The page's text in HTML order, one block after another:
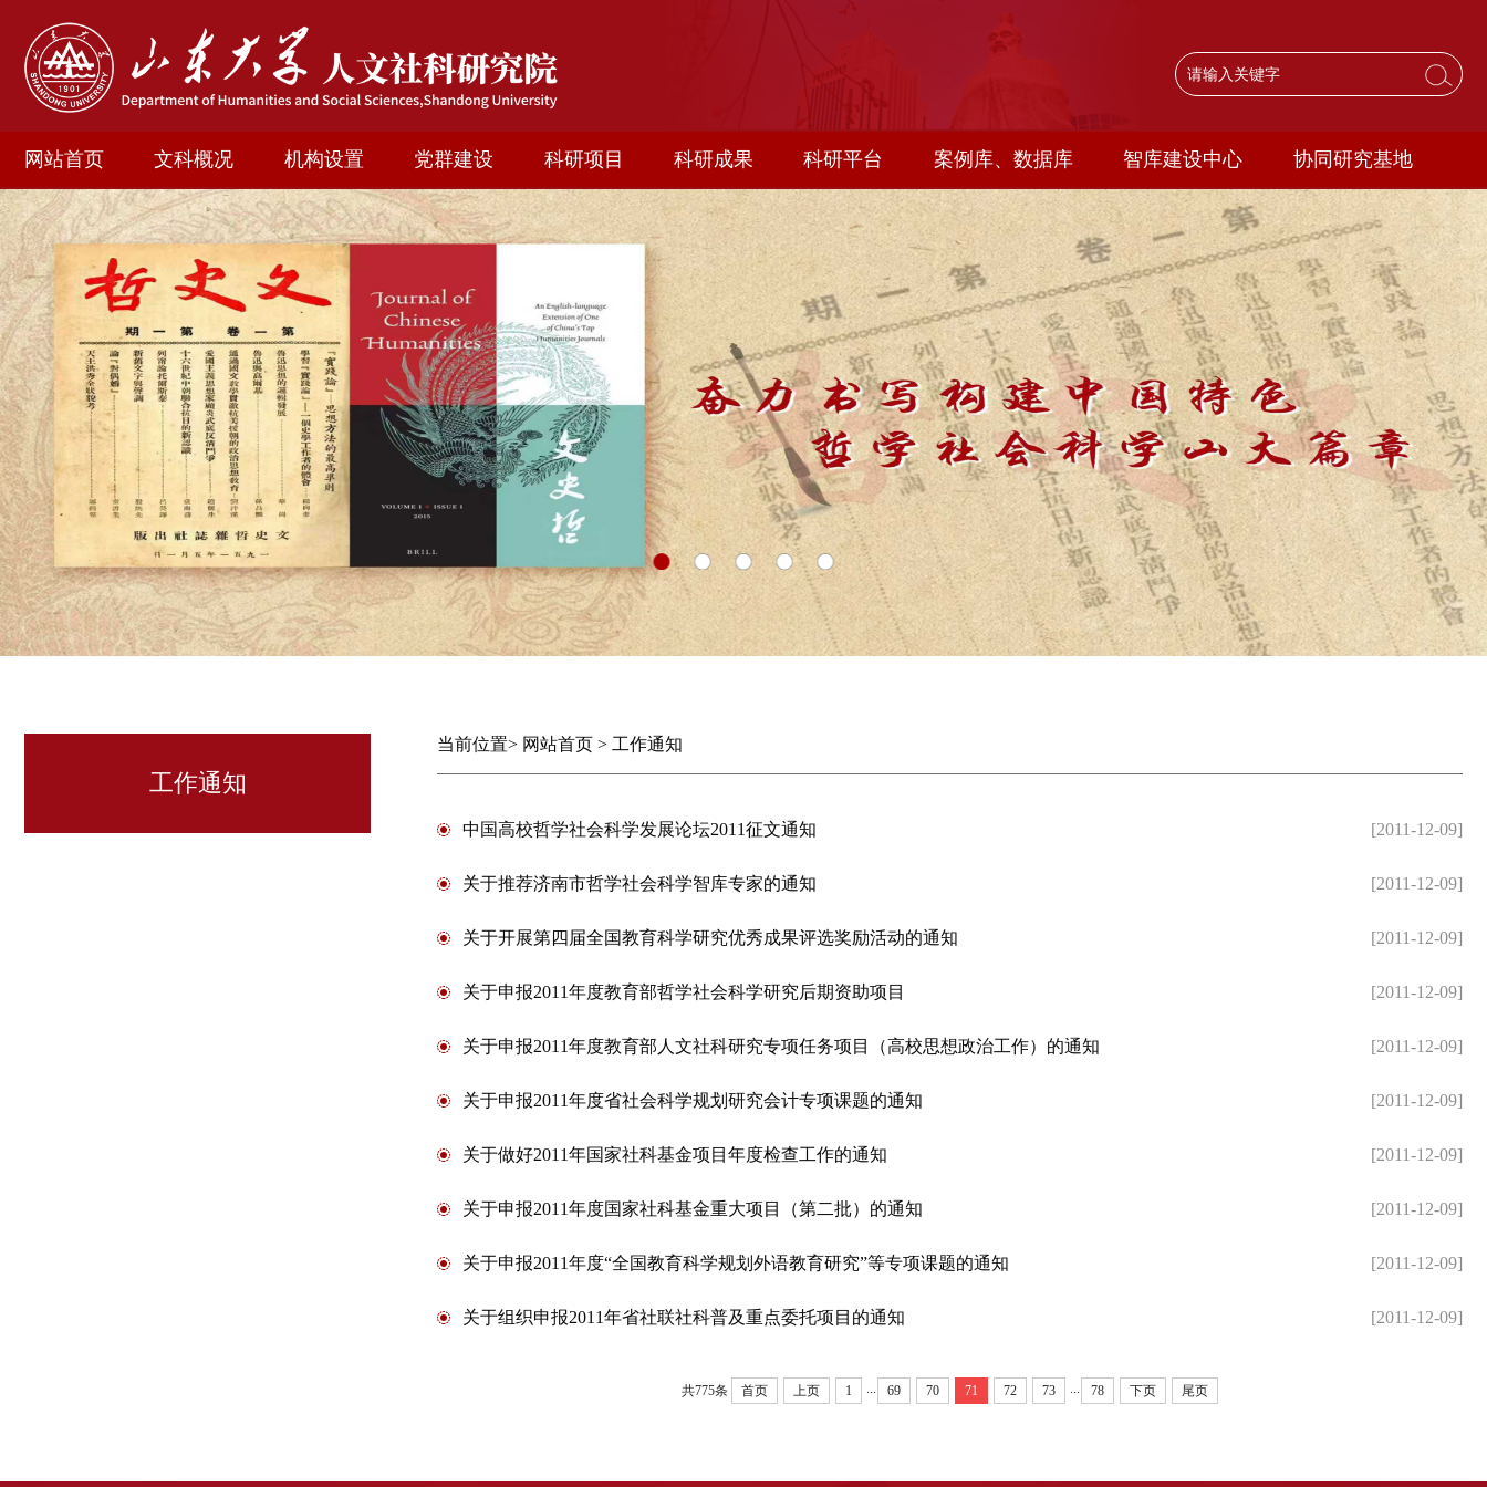
网站首页 文科概况 机构设置 党群建设 科研项目 科研成果 科研平台 案例库、数据库 智库建设中心 协同研究基地
工作通知
当前位置> 网站首页 > 工作通知
中国高校哲学社会科学发展论坛2011征文通知 [2011-12-09]
关于推荐济南市哲学社会科学智库专家的通知 [2011-12-09]
关于开展第四届全国教育科学研究优秀成果评选奖励活动的通知 [2011-12-09]
关于申报2011年度教育部哲学社会科学研究后期资助项目 [2011-12-09]
关于申报2011年度教育部人文社科研究专项任务项目（高校思想政治工作）的通知 [2011-12-09]
关于申报2011年度省社会科学规划研究会计专项课题的通知 [2011-12-09]
关于做好2011年国家社科基金项目年度检查工作的通知 [2011-12-09]
关于申报2011年度国家社科基金重大项目（第二批）的通知 [2011-12-09]
关于申报2011年度“全国教育科学规划外语教育研究”等专项课题的通知 [2011-12-09]
关于组织申报2011年省社联社科普及重点委托项目的通知 [2011-12-09]
共775条 首页 上页 1 ... 69 70 71 72 73 ... 78 下页 尾页